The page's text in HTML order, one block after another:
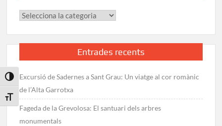
Toggle High Contrast
Toggle Font size
Categories
Entrades recents
Excursió de Sadernes a Sant Grau: Un viatge al cor romànic
de l’Alta Garrotxa
Fageda de la Grevolosa: El santuari dels arbres
monumentals